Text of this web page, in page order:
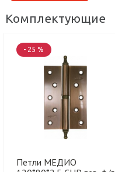
Комплектующие
- 25 %
Петли МЕДИО